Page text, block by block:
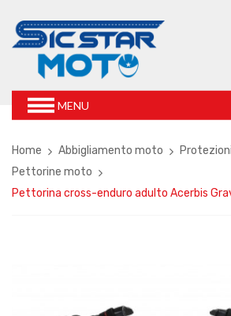
MENU
Home Abbigliamento moto
Pettorine moto
Pettorina cross-enduro adulto Acerbis